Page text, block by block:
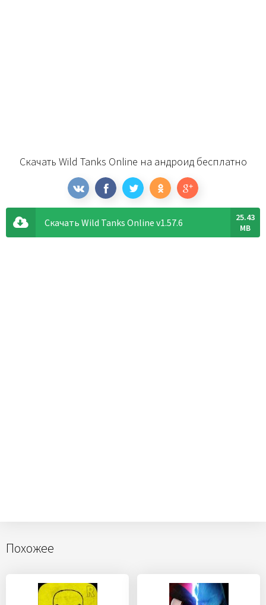
Скачать Wild Tanks Online на андроид бесплатно
Скачать Wild Tanks Online v1.57.6
25.43
MB
Похожее